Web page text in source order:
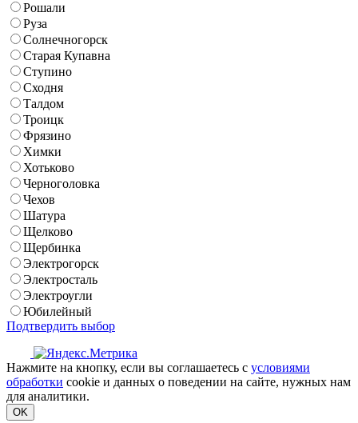
Рошали
Руза
Солнечногорск
Старая Купавна
Ступино
Сходня
Талдом
Троицк
Фрязино
Химки
Хотьково
Черноголовка
Чехов
Шатура
Щелково
Щербинка
Электрогорск
Электросталь
Электроугли
Юбилейный
Подтвердить выбор
Нажмите на кнопку, если вы соглашаетесь с условиями
обработки cookie и данных о поведении на сайте, нужных нам
для аналитики.
OK